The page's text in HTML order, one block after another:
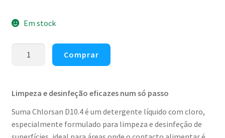
Em stock
clorado
Diversey
Suma
Comprar
Limpeza e desinfeção eficazes num só passo
Suma Chlorsan D10.4 é um detergente líquido com cloro,
especialmente formulado para limpeza e desinfeção de